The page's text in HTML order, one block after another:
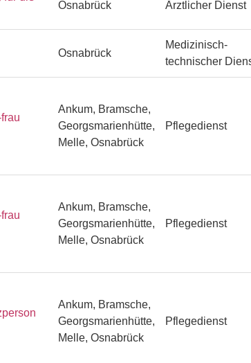
Osnabrück Ärztlicher Dienst
Osnabrück
Medizinisch-
technischer
Ankum, Bramsche,
Georgsmarienhütte,
Melle, Osnabrück
Pflegedienst
Ankum, Bramsche,
Georgsmarienhütte,
Melle, Osnabrück
Pflegedienst
Ankum, Bramsche,
Georgsmarienhütte,
Melle, Osnabrück
Pflegedienst